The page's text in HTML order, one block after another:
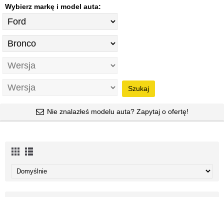
Wybierz markę i model auta:
Szukaj
Nie znalazłeś modelu auta? Zapytaj o ofertę!